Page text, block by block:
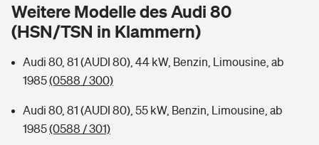
Hochwasser-Check: Wie gefährdet ist Ihr Haus?
Sie haben Fragen?
Private Cyberversicherung
Zur Übersicht
Rentenrechner: Wie viel Geld bekomme ich im Alter?
Weitere Modelle des Audi 80
(HSN/TSN in Klammern)
Audi 80, 81 (AUDI 80), 44 kW, Benzin, Limousine, ab
1985(0588 / 300)
Audi 80, 81 (AUDI 80), 55 kW, Benzin, Limousine, ab
1985(0588 / 301)